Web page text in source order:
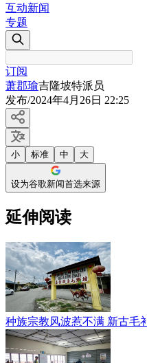
互动新闻
专题
订阅
萧郡瑜吉隆坡特派员
发布/2024年4月26日 22:25
小 标准 中 大
设为谷歌新闻首选来源
延伸阅读
种族宗教风波惹不满 新古毛